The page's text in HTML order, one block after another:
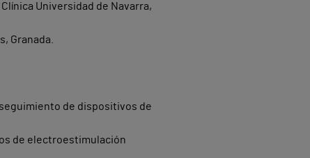
Clínica Universidad de Navarra,
Granada.
de dispositivos de
de electroestimulación